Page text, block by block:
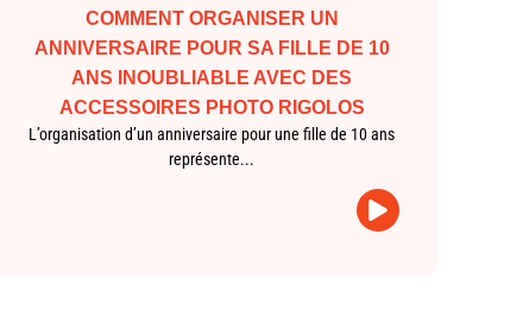
COMMENT ORGANISER UN
ANNIVERSAIRE POUR SA FILLE DE 10
ANS INOUBLIABLE AVEC DES
ACCESSOIRES PHOTO RIGOLOS
L’organisation d’un anniversaire pour une fille de 10 ans
représente...